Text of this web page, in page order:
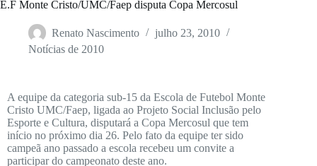
E.F Monte Cristo/UMC/Faep disputa Copa Mercosul
Renato Nascimento
julho 23, 2010
Notícias de 2010
A equipe da categoria sub-15 da Escola de Futebol Monte
Cristo UMC/Faep, ligada ao Projeto Social Inclusão pelo
Esporte e Cultura, disputará a Copa Mercosul que tem
início no próximo dia 26. Pelo fato da equipe ter sido
campeã ano passado a escola recebeu um convite a
participar do campeonato deste ano.